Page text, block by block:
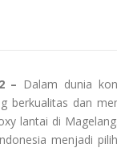
– Dalam dunia
berkualitas dan
lantai di
menjadi